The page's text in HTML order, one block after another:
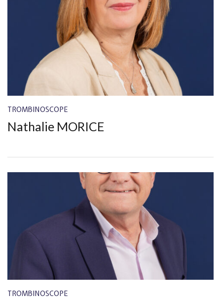
TROMBINOSCOPE
Nathalie MORICE
TROMBINOSCOPE